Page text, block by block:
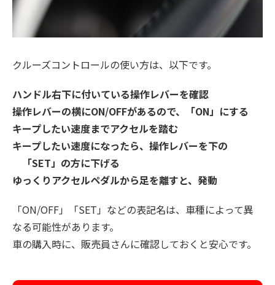
クルーズコントロールの使い方は、以下です。
ハンドル右下に付いている操作レバーを確認
操作レバーの横にON/OFFがあるので、「ON」にする
キープしたい速度までアクセルを踏む
キープしたい速度になったら、操作レバーを下の
「SET」の方に下げる
ゆっくりアクセルペダルから足を離すと、発動
「ON/OFF」「SET」などの表記名は、車種によって異
なる可能性があります。
車の購入時に、販売員さんに確認しておくと安心です。